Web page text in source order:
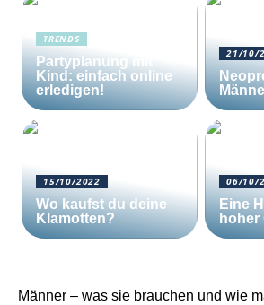
TRENDS
Partyplanung mit
Kind: einfach online
erledigen!
21/10/
15/10/2022
Wo kaufst du deine
Klamotten?
06/10/
Eine
hoher
Männer – was sie brauchen und wie